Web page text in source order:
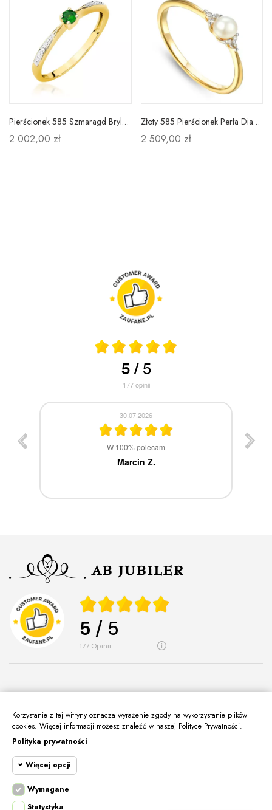
Pierścionek 585 Szmaragd Brylanty Złoto Prezent
2 002,00 zł
Złoty 585 Pierścionek Perła Diamenty Grawer
2 509,00 zł
5/5
177opinii
30.07.2026
W 100% polecam
Marcin Z.
5 / 5
177 opinii
O Nas
Informacje
Moje Konto
Kontakt
Korzystanie z tej witryny oznacza wyrażenie zgody na wykorzystanie plików
cookies. Więcej informacji możesz znaleźć w naszej Polityce Prywatności.
Polityka prywatności
Więcej opcji
Wymagane
Wymagane
Statystyka